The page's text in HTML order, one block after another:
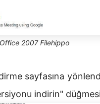
2007 Filehippo
sayfasına
indirin"